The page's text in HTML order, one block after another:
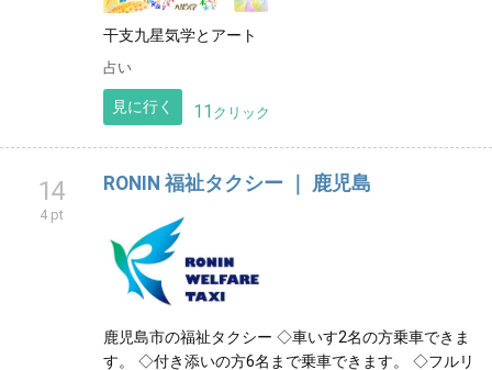
干支九星気学とアート
占い
見に行く 11 クリック
14
4 pt
RONIN 福祉タクシー ｜ 鹿児島
鹿児島市の福祉タクシー ◇車いす2名の方乗車できま
す。 ◇付き添いの方6名まで乗車できます。 ◇フルリ